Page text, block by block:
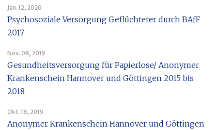
Jan. 12, 2020
Psychosoziale Versorgung Geflüchteter durch BAfF
2017
Nov. 08, 2019
Gesundheitsversorgung für Papierlose/ Anonymer
Krankenschein Hannover und Göttingen 2015 bis
2018
Okt. 18, 2019
Anonymer Krankenschein Hannover und Göttingen